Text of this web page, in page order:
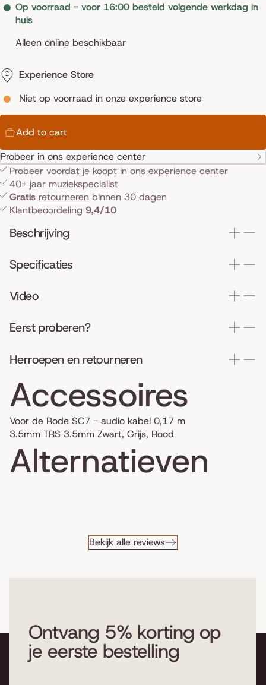
Op voorraad - voor 16:00 besteld volgende werkdag in
huis
Alleen online beschikbaar
Experience Store
Niet op voorraad in onze experience store
Add to cart
Probeer in ons experience center
Probeer voordat je koopt in ons experience center
40+ jaar muziekspecialist
Gratis retourneren binnen 30 dagen
Klantbeoordeling 9,4/10
Beschrijving
Specificaties
Video
Eerst proberen?
Herroepen en retourneren
Accessoires
Voor de Rode SC7 - audio kabel 0,17 m
3.5mm TRS 3.5mm Zwart, Grijs, Rood
Alternatieven
Bekijk alle reviews
Ontvang 5% korting op
je eerste bestelling